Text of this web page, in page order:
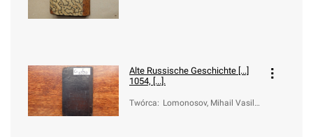
Alte Russische Geschichte [...]
1054, [...].
Twórca: Lomonosov, Mihail Vasilʹe